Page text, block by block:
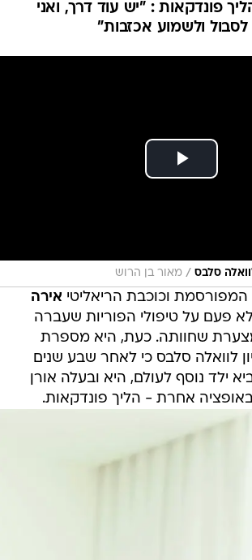
פונדקאות : "יש עוד דרך, ואני
לסבול ולשמוע אכזבות"
סלבס / מאור בן הרוש
וכוכבת הריאליטי אירה
פעם על טיפולי הפוריות שעברה
שחוותה. כעת, היא מספרת
לוואלה סלבס כי לאחר שבע שנים
ילד נוסף לעולם, היא ובעלה אורן
אחרת - הליך פונדקאות.